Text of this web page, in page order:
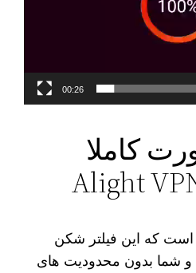
00:26
کاملا
است که این فیلتر شکن
شما بدون محدودیت‌ های